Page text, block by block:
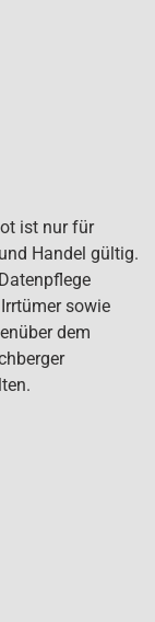
ist nur für
Handel gültig.
sowie
dem